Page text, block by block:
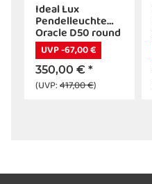
Ideal Lux
Pendelleuchte
Oracle D50 round
weiß 3000K
UVP -67,00 €
350,00 € *
(UVP:417,00 €)